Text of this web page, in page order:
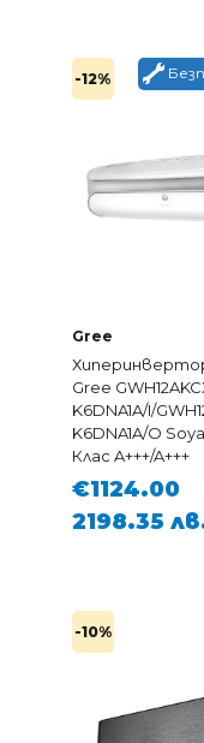
-12%
Gree
Gree
K6DNA1A/I/
K6DNA1A/O
Клас A+++/A+++
€1124.00
2198.35
-10%